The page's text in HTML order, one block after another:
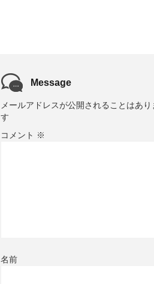
Message
メールアドレスが公開されることはあり
す
コメント ※
名前